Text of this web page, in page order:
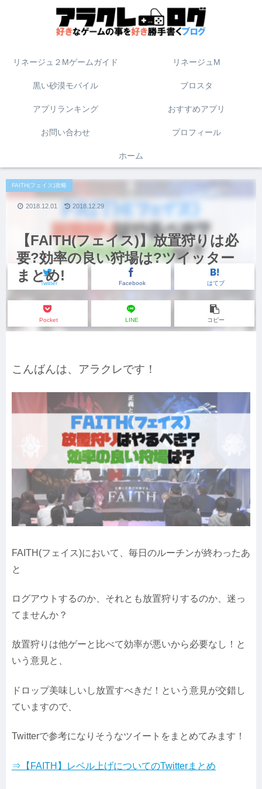
リネージュ２Mゲームガイド リネージュM
黒い砂漠モバイル ブロスタ
アプリランキング おすすめアプリ
お問い合わせ プロフィール
ホーム
【FAITH(フェイス)】放置狩りは必
要?効率の良い狩場は?ツイッター
まとめ!
FAITH(フェイス)攻略
Twitter Facebook はてブ
Pocket LINE コピー
2018.12.29
2018.12.01
こんばんは、アラクレです！
FAITH(フェイス)において、毎日のルーチンが終わったあ
と
ログアウトするのか、それとも放置狩りするのか、迷っ
てませんか？
放置狩りは他ゲーと比べて効率が悪いから必要なし！と
いう意見と、
ドロップ美味しいし放置すべきだ！という意見が交錯し
ていますので、
Twitterで参考になりそうなツイートをまとめてみます！
⇒【FAITH】レベル上げについてのTwitterまとめ